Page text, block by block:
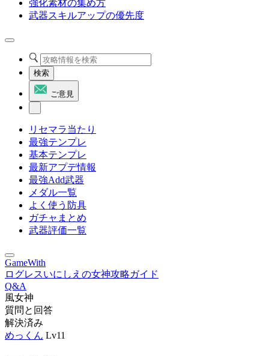
強化素材の集め方
武器スキルアップの優先度
検索
ご意見
リセマラ当たり
最強テンプレ
基本テンプレ
最新アプデ情報
最強Add武器
メダル一覧
よく使う防具
ガチャまとめ
武器評価一覧
GameWith
ログレスいにしえの女神攻略ガイド
Q&A
風女神
質問と回答
解決済み
めっくん Lv11